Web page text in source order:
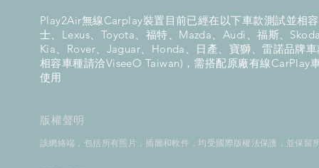
Play2Air無線Carplay裝置目前已經在以下車款測試並相
士、Lexus、Toyota、福特、Mazda、Audi、福斯、
Kia、Rover、Jaguar、Honda、日產、寶獅、雷諾品牌
相容車種請洽ViseeO Taiwan)，需搭配原廠有線CarPlay
使用
版權聲明
該網絡端，包括所有照片，插圖和軟件，均受國際版權法保護，並保